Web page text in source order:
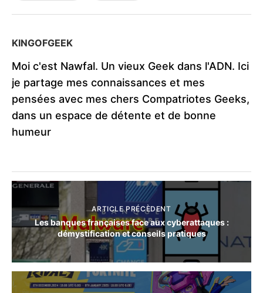
KINGOFGEEK
Moi c'est Nawfal. Un vieux Geek dans l'ADN. Ici
je partage mes connaissances et mes
pensées avec mes chers Compatriotes Geeks,
dans un espace de détente et de bonne
humeur
ARTICLE PRÉCÈDENT
Les banques françaises face aux cyberattaques :
démystification et conseils pratiques